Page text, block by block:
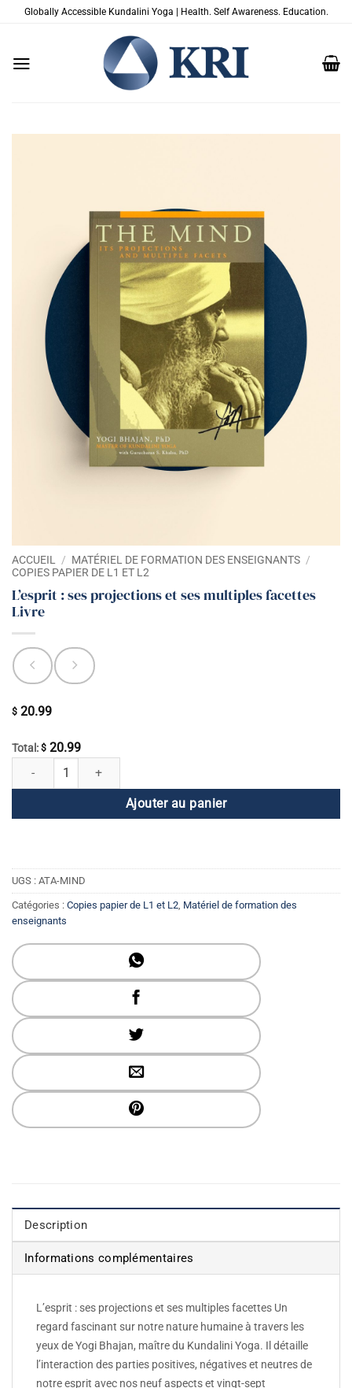
PasserGlobally Accessible Kundalini Yoga | Health. Self Awareness. Education.
ACCUEIL / MATÉRIEL DE FORMATION DES ENSEIGNANTS /
COPIES PAPIER DE L1 ET L2
L’esprit : ses projections et ses multiples facettes
Livre
$ 20.99
Total: $ 20.99
quantité de L'esprit : ses projections et ses multiples facettes Livre
Ajouter au panier
UGS : ATA-MIND
Catégories : Copies papier de L1 et L2 Matériel de formation des
enseignants
Description
Informations complémentaires
L’esprit : ses projections et ses multiples facettes Un
regard fascinant sur notre nature humaine à travers les
yeux de Yogi Bhajan, maître du Kundalini Yoga. Il détaille
l’interaction des parties positives, négatives et neutres de
notre esprit avec nos neuf aspects et vingt-sept